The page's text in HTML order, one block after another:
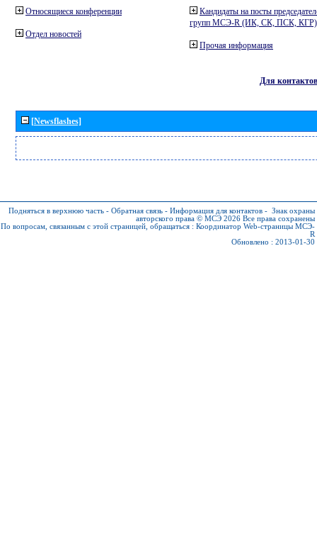
Относящиеся конференции
Отдел новостей
Кандидаты на посты
групп МСЭ-R (ИК, СК, ПСК, КГР)
Прочая информация
Для контактов
[Newsflashes]
Подняться в верхнюю часть - Обратная связь - Информация для контактов - Знак охраны
авторского права © МСЭ 2026 Все права сохранены
По вопросам, связанным с этой страницей, обращаться : Координатор Web-страницы МСЭ-
R
Обновлено : 2013-01-30